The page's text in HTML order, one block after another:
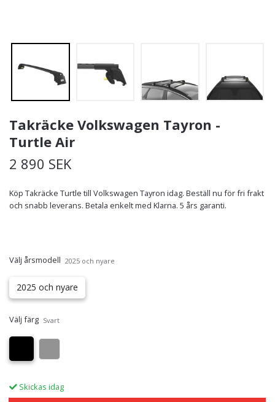
Takräcke Volkswagen Tayron -
Turtle Air
2 890 SEK
Köp Takräcke Turtle till Volkswagen Tayron idag. Beställ nu för fri frakt
och snabb leverans. Betala enkelt med Klarna. 5 års garanti.
Välj årsmodell 2025 och nyare
2025 och nyare
Välj färg Svart
Skickas idag